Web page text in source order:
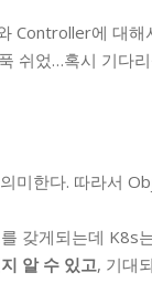
Controller에 대해
쉬었…혹시 기다
미한다. 따라서
갖게되는데 K8s
알 수 있고, 기대